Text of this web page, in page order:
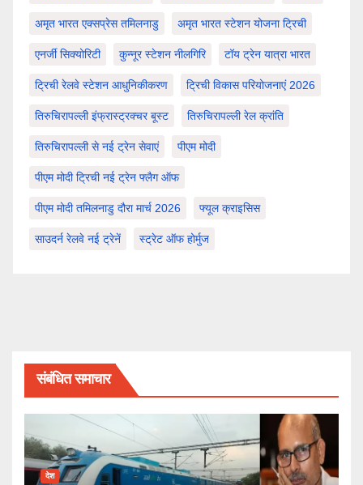
अमृत भारत एक्सप्रेस तमिलनाडु अमृत भारत स्टेशन योजना ट्रिची
एनर्जी सिक्योरिटी कुन्नूर स्टेशन नीलगिरि टॉय ट्रेन यात्रा भारत
ट्रिची रेलवे स्टेशन आधुनिकीकरण ट्रिची विकास परियोजनाएं 2026
तिरुचिरापल्ली इंफ्रास्ट्रक्चर बूस्ट तिरुचिरापल्ली रेल क्रांति
तिरुचिरापल्ली से नई ट्रेन सेवाएं पीएम मोदी
पीएम मोदी ट्रिची नई ट्रेन फ्लैग ऑफ
पीएम मोदी तमिलनाडु दौरा मार्च 2026 फ्यूल क्राइसिस
साउदर्न रेलवे नई ट्रेनें स्ट्रेट ऑफ होर्मुज
संबंधित समाचार
देश